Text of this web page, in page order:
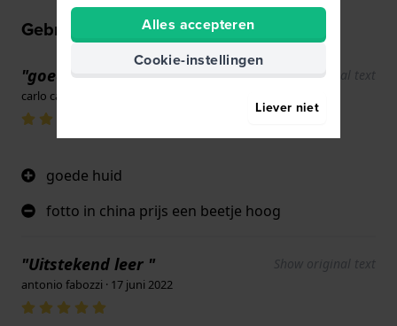
Gebruikerservaringen
"goed gemaakte riem" Show original text
carlo carlo · 1 december 2025
goede huid
fotto in china prijs een beetje hoog
"Uitstekend leer " Show original text
antonio fabozzi · 17 juni 2022
Alles accepteren
Cookie-instellingen
Liever niet